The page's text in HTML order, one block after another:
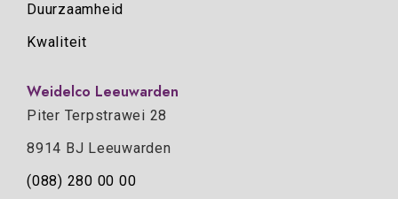
Duurzaamheid
Kwaliteit
Weidelco Leeuwarden
Piter Terpstrawei 28
8914 BJ Leeuwarden
(088) 280 00 00